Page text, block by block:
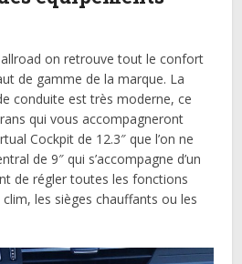
allroad on retrouve tout le confort
de gamme de la marque. La
conduite est très moderne, ce
qui vous accompagneront
Cockpit de 12.3″ que l’on ne
de 9″ qui s’accompagne d’un
de régler toutes les fonctions
les sièges chauffants ou les